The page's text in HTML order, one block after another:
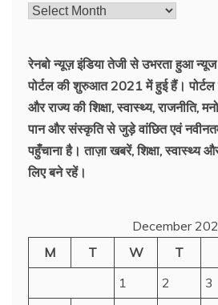
रेनबो न्यूज़ इंडिया तेजी से उभरता हुआ
पोर्टल की शुरुआत 2021 में हुई हैं। पोर्टल
और राज्य की शिक्षा, स्वास्थ्य, राजनीति,
पान और संस्कृति से जुड़े वांछित एवं
पहुँचाना है। ताज़ा खबरें, शिक्षा, स्वास्थ्य
लिए बने रहें।
December
M
T W T
1
2 3